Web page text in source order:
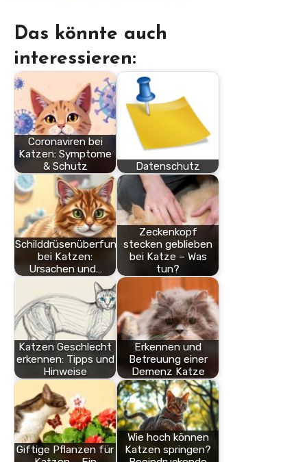
Das könnte auch
interessieren:
Coronaviren bei
Katzen: Symptome
& Schutz
Datenschutz
Schilddrüsenüberfunktion
bei Katzen:
Ursachen und…
Zeckenkopf
stecken geblieben
bei Katze – Was
tun?
Katzen Geschlecht
erkennen: Tipps und
Hinweise
Erkennen und
Betreuung einer
Demenz Katze
Giftige Pflanzen für
Wie hoch können
Katzen springen?